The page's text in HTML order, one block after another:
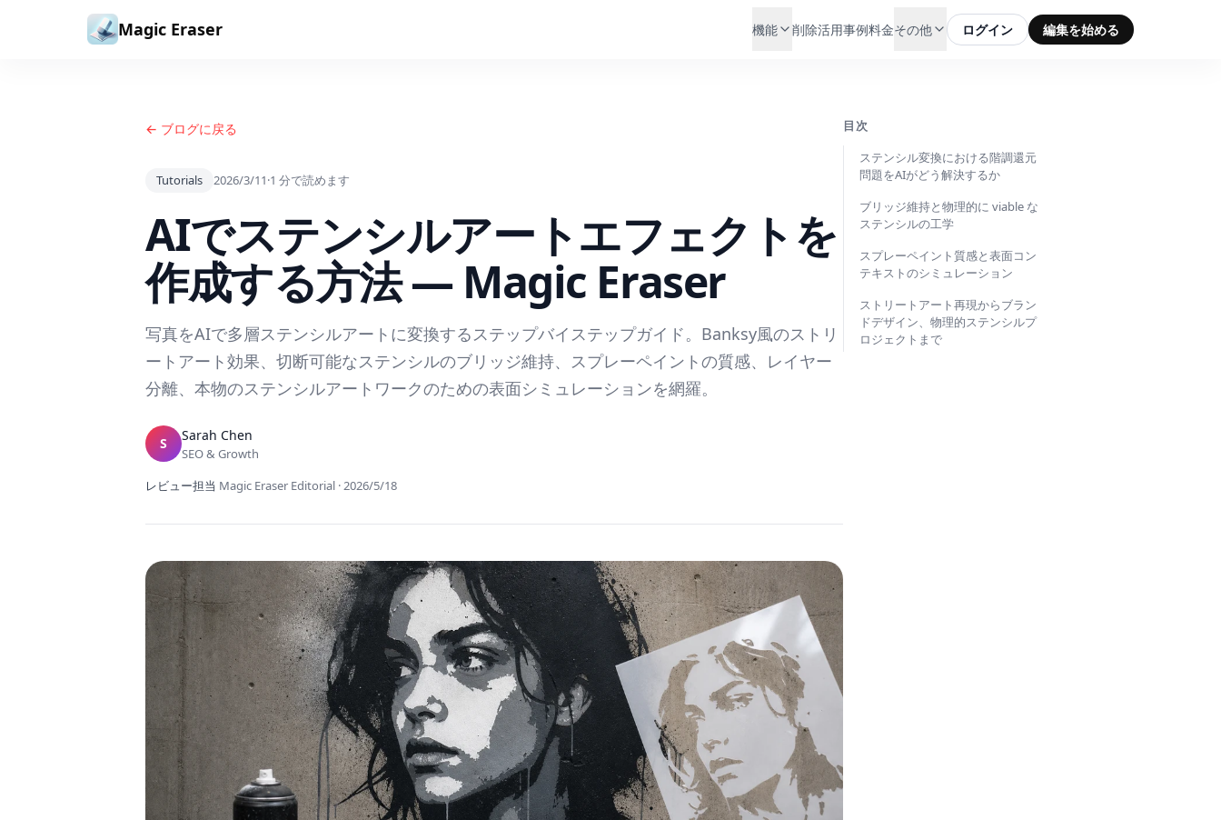
コンテンツへスキップ
Magic Eraser 機能 削除活用事例料金その他 ログイン 編集を始める
← ブログに戻る
Tutorials 2026/3/11·1 分で読めます
AIでステンシルアートエフェクトを
作成する方法 — Magic Eraser
写真をAIで多層ステンシルアートに変換するステップバイステップガイド。Banksy風のストリ
ートアート効果、切断可能なステンシルのブリッジ維持、スプレーペイントの質感、レイヤー
分離、本物のステンシルアートワークのための表面シミュレーションを網羅。
S Sarah Chen
SEO & Growth
レビュー担当 Magic Eraser Editorial ·2026/5/18
目次
ステンシル変換における階調還元
問題をAIがどう解決するか
ブリッジ維持と物理的に viable な
ステンシルの工学
スプレーペイント質感と表面コン
テキストのシミュレーション
ストリートアート再現からブラン
ドデザイン、物理的ステンシルプ
ロジェクトまで